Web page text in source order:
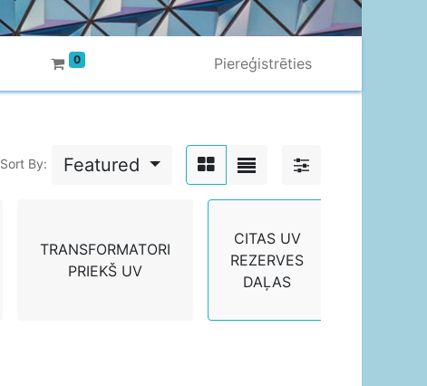
0 Piereģistrēties
Sort By: Featured
TRANSFORMATORI
PRIEKŠ UV
CITAS UV
REZERVES
DAĻAS